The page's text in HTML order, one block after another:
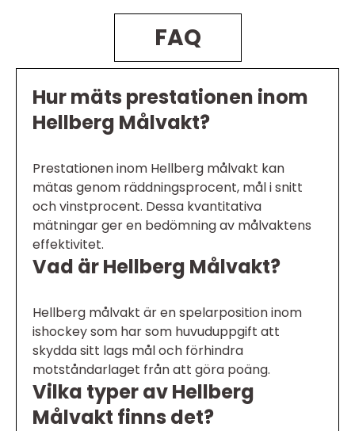
FAQ
Hur mäts prestationen inom
Hellberg Målvakt?
Prestationen inom Hellberg målvakt kan
mätas genom räddningsprocent, mål i snitt
och vinstprocent. Dessa kvantitativa
mätningar ger en bedömning av målvaktens
effektivitet.
Vad är Hellberg Målvakt?
Hellberg målvakt är en spelarposition inom
ishockey som har som huvuduppgift att
skydda sitt lags mål och förhindra
motståndarlaget från att göra poäng.
Vilka typer av Hellberg
Målvakt finns det?